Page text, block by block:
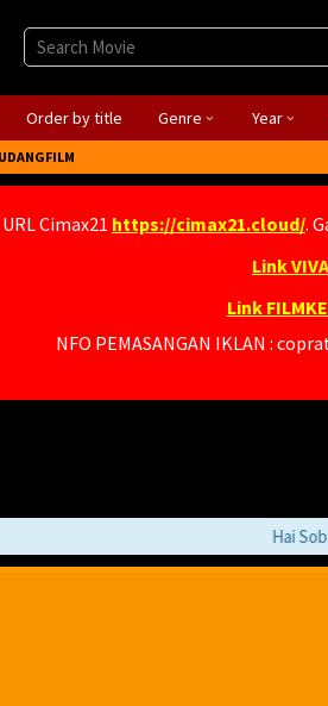
Order by title Genre Year
Cimax21 https://cimax21.cloud/ .
Link
Link
NFO PEMASANGAN IKLAN :
Hai Sobat